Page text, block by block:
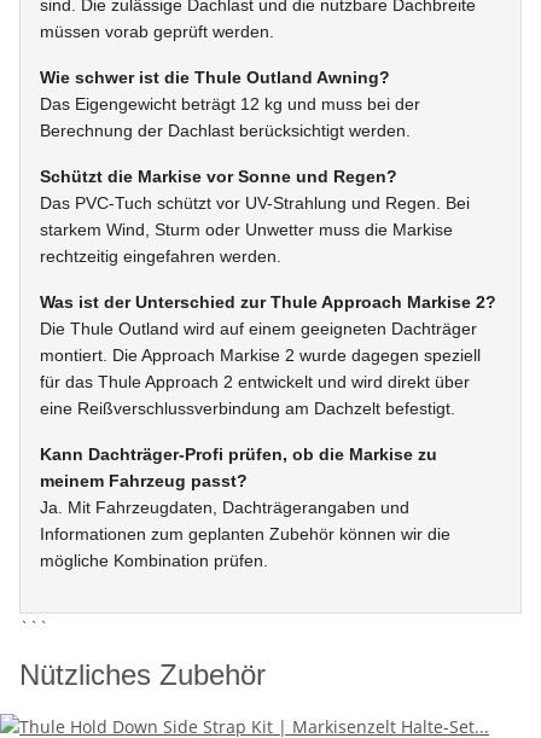
sind. Die zulässige Dachlast und die nutzbare Dachbreite
müssen vorab geprüft werden.
Wie schwer ist die Thule Outland Awning?
Das Eigengewicht beträgt 12 kg und muss bei der
Berechnung der Dachlast berücksichtigt werden.
Schützt die Markise vor Sonne und Regen?
Das PVC-Tuch schützt vor UV-Strahlung und Regen. Bei
starkem Wind, Sturm oder Unwetter muss die Markise
rechtzeitig eingefahren werden.
Was ist der Unterschied zur Thule Approach Markise 2?
Die Thule Outland wird auf einem geeigneten Dachträger
montiert. Die Approach Markise 2 wurde dagegen speziell
für das Thule Approach 2 entwickelt und wird direkt über
eine Reißverschlussverbindung am Dachzelt befestigt.
Kann Dachträger-Profi prüfen, ob die Markise zu
meinem Fahrzeug passt?
Ja. Mit Fahrzeugdaten, Dachträgerangaben und
Informationen zum geplanten Zubehör können wir die
mögliche Kombination prüfen.
```
Nützliches Zubehör